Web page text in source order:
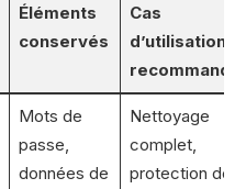
Éléments
conservés
Cas
d’utilisation
Mots de
passe,
données de
Nettoyage
complet,
protection de